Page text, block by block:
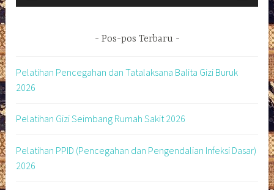
Pos-pos Terbaru
Pelatihan Pencegahan dan Tatalaksana Balita Gizi Buruk
2026
Pelatihan Gizi Seimbang Rumah Sakit 2026
Pelatihan PPID (Pencegahan dan Pengendalian Infeksi Dasar)
2026